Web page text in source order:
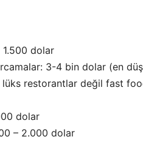
dolar
3-4 bin dolar (en
restorantlar değil fast
dolar
– 2.000 dolar